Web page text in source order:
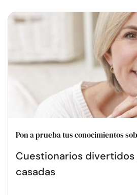
Pon a prueba tus conocimientos
Cuestionarios
casadas